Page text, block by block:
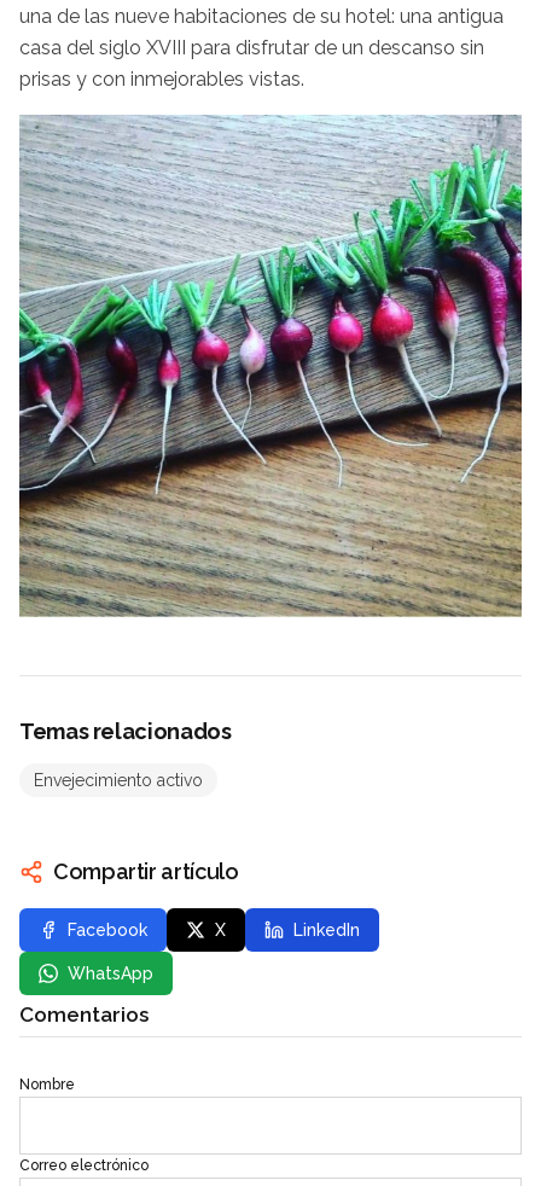
una de las nueve habitaciones de su hotel: una antigua
casa del siglo XVIII para disfrutar de un descanso sin
prisas y con inmejorables vistas.
Temas relacionados
Envejecimiento activo
Compartir artículo
Facebook X LinkedIn
WhatsApp
Comentarios
Nombre
Correo electrónico